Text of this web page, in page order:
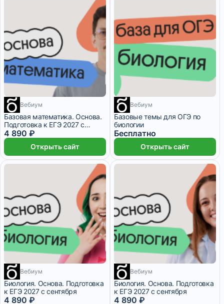
9 месяцев
Вебиум
Базовая математика. Основа.
Подготовка к ЕГЭ 2027 с
сентября
4 890 ₽
Открыть сайт
1 месяцВебиум
Базовые темы для ОГЭ по
биологии
Бесплатно
Открыть сайт
9 месяцев
Вебиум
Биология. Основа. Подготовка
к ЕГЭ 2027 с cентября
4 890 ₽
9 месяцев
Вебиум
Биология. Основа. Подготовка
к ЕГЭ 2027 с сентября
4 890 ₽